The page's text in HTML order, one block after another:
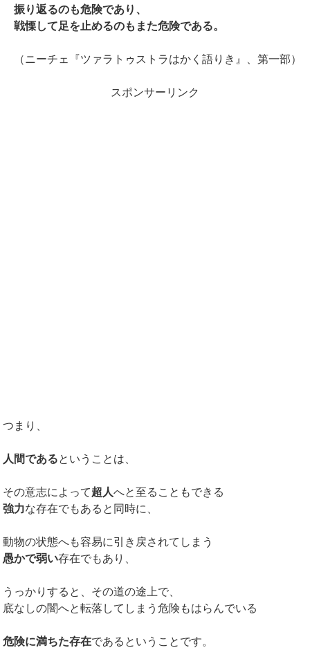
振り返るのも危険であり、
戦慄して足を止めるのもまた危険である。
（ニーチェ『ツァラトゥストラはかく語りき』、第一部）
スポンサーリンク
つまり、
人間であるということは、
その意志によって超人へと至ることもできる
強力な存在でもあると同時に、
動物の状態へも容易に引き戻されてしまう
愚かで弱い存在でもあり、
うっかりすると、その道の途上で、
底なしの闇へと転落してしまう危険もはらんでいる
危険に満ちた存在であるということです。